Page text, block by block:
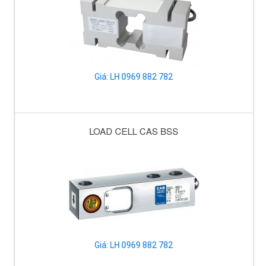
Giá: LH 0969 882 782
LOAD CELL CAS BSS
Giá: LH 0969 882 782